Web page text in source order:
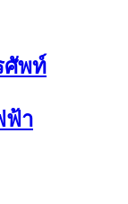
ศัพท์
ฟ้า